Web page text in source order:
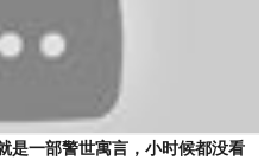
是一部警世寓言，小时候都没看